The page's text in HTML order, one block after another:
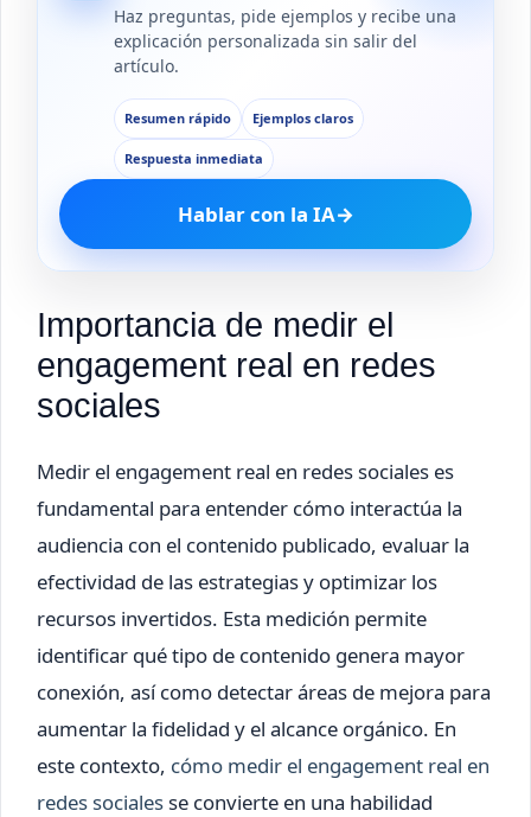
Haz preguntas, pide ejemplos y recibe una
explicación personalizada sin salir del
artículo.
Resumen rápido Ejemplos claros
Respuesta inmediata
Hablar con la IA→
Importancia de medir el
engagement real en redes
sociales
Medir el engagement real en redes sociales es
fundamental para entender cómo interactúa la
audiencia con el contenido publicado, evaluar la
efectividad de las estrategias y optimizar los
recursos invertidos. Esta medición permite
identificar qué tipo de contenido genera mayor
conexión, así como detectar áreas de mejora para
aumentar la fidelidad y el alcance orgánico. En
este contexto, cómo medir el engagement real en
redes socialesse convierte en una habilidad